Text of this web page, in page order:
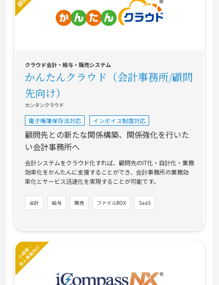
クラウド会計・給与・販売システム
かんたんクラウド（会計事務所/顧問
先向け）
カンタンクラウド
電子帳簿保存法対応 インボイス制度対応
顧問先との新たな関係構築、関係強化を行いた
い会計事務所へ
会計システムをクラウド化すれば、顧問先のIT化・自計化・業務
効率化をかんたんに支援することができ、会計事務所の業務効
率化とサービス迅速化を実現することが可能です。
会計 給与 販売 ファイルBOX SaaS